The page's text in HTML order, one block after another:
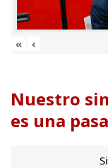
« ‹
Nuestro
es una